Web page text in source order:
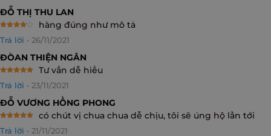
ĐỖ THỊ THU LAN
out of 5
hàng đúng như mô tả
Trả lời • 26/11/2021
ĐÒAN THIỆN NGÂN
out of 5
Tư vấn dễ hiểu
Trả lời • 23/11/2021
ĐỖ VƯƠNG HỒNG PHONG
out of 5
có chút vị chua chua dễ chịu, tôi sẽ ủng hộ lần tới
Trả lời • 21/11/2021